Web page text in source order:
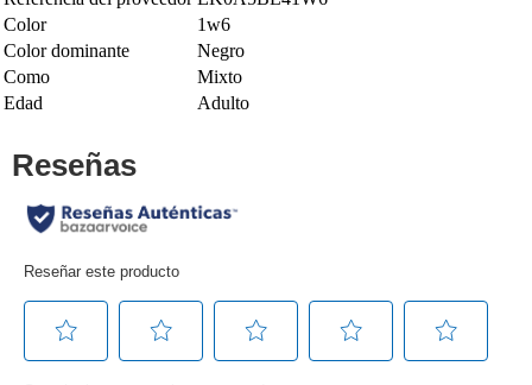
Color
1w6
Color dominante
Negro
Como
Mixto
Edad
Adulto